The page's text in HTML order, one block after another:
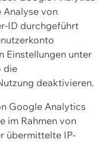
Analyse von
ID durchgeführt
Einstellungen unter
die
deaktivieren.
Google Analytics
im Rahmen von
übermittelte IP-